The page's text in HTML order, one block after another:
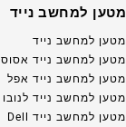
מטען למחשב נייד
מטען למחשב נייד
מטען למחשב נייד אסוס
מטען למחשב נייד אפל
מטען למחשב נייד לנובו
מטען למחשב נייד Dell